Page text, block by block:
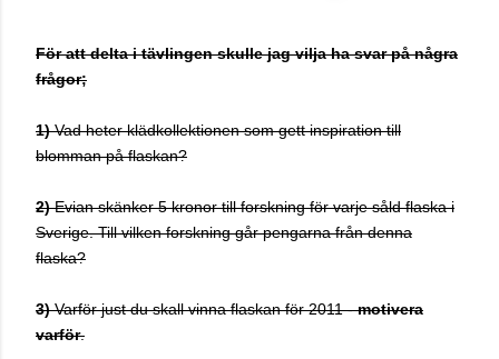
För att delta i tävlingen skulle jag vilja ha svar på några
frågor;
1)Vad heter klädkollektionen som gett inspiration till
blomman på flaskan?
2)Evian skänker 5 kronor till forskning för varje såld flaska i
Sverige. Till vilken forskning går pengarna från denna
flaska?
3)Varför just du skall vinna flaskan för 2011 -motivera
varför.